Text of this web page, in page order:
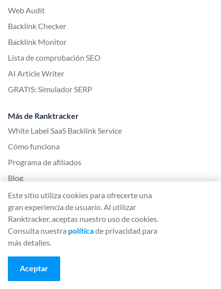
Web Audit
Backlink Checker
Backlink Monitor
Lista de comprobación SEO
AI Article Writer
GRATIS: Simulador SERP
Más de Ranktracker
White Label SaaS Backlink Service
Cómo funciona
Programa de afiliados
Blog
Glosario SEO
Guía SEO
Herramientas SEO gratuitas
Acuerdo de Guest Post
Historial de actualizaciones del algoritmo de Google
Legal
Este sitio utiliza cookies para ofrecerte una
gran experiencia de usuario. Al utilizar
Ranktracker, aceptas nuestro uso de cookies.
Consulta nuestra políticade privacidad para
más detalles.
Aceptar